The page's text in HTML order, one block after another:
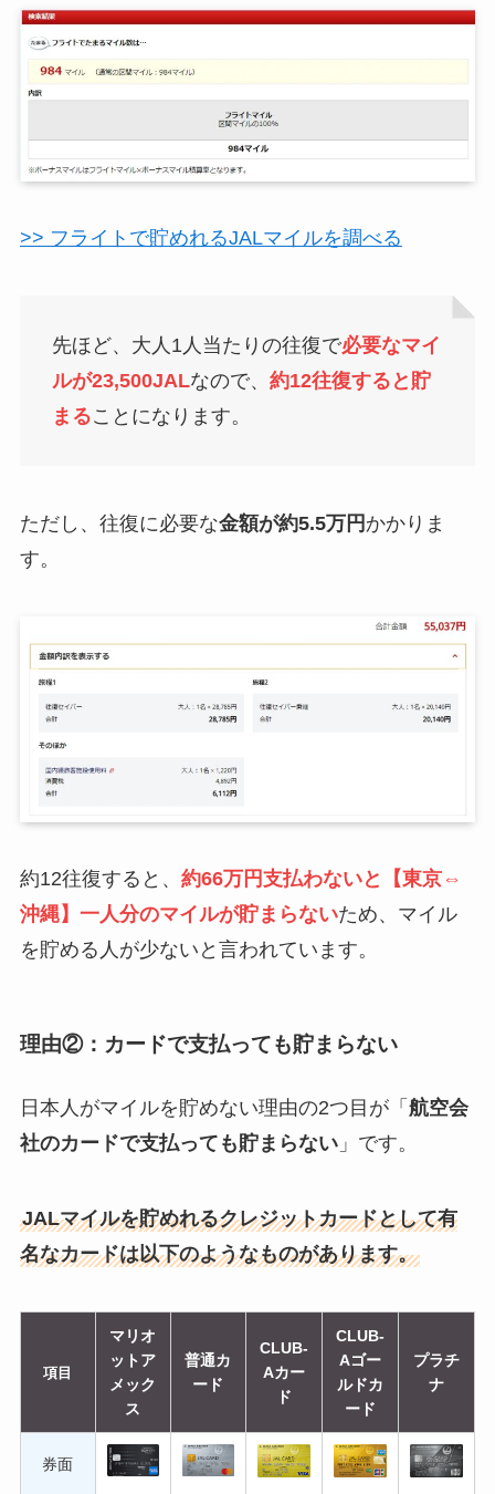
>> フライトで貯めれるJALマイルを調べる
先ほど、大人1人当たりの往復で必要なマイ
ルが23,500JALなので、 約12往復すると貯
まることになります。
ただし、往復に必要な金額が約5.5万円 かかりま
す。
約12往復すると、 約66万円支払わないと【東京⇔
沖縄】一人分のマイルが貯まらないため、マイル
を貯める人が少ないと言われています。
理由②：カードで支払っても貯まらない
日本人がマイルを貯めない理由の2つ目が「 航空会
社のカードで支払っても貯まらない」です。
JALマイルを貯めれるクレジットカードとして有
名なカードは以下のようなものがあります。
項目
マリオ
ットア
メック
ス
普通カ
ード
CLUB-
Aカー
ド
CLUB-
Aゴー
ルドカ
ード
プラチ
ナ
券面